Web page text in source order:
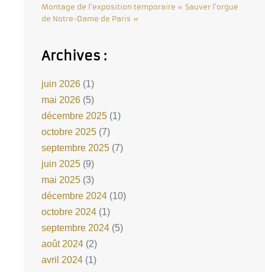
Montage de l’exposition temporaire « Sauver l’orgue
de Notre-Dame de Paris »
Archives :
juin 2026 (1)
mai 2026 (5)
décembre 2025 (1)
octobre 2025 (7)
septembre 2025 (7)
juin 2025 (9)
mai 2025 (3)
décembre 2024 (10)
octobre 2024 (1)
septembre 2024 (5)
août 2024 (2)
avril 2024 (1)